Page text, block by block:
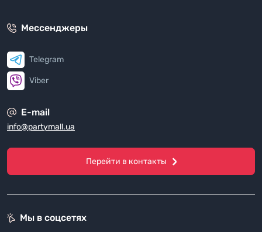
Мессенджеры
Telegram
Viber
E-mail
info@partymall.ua
Перейти в контакты
Мы в соцсетях